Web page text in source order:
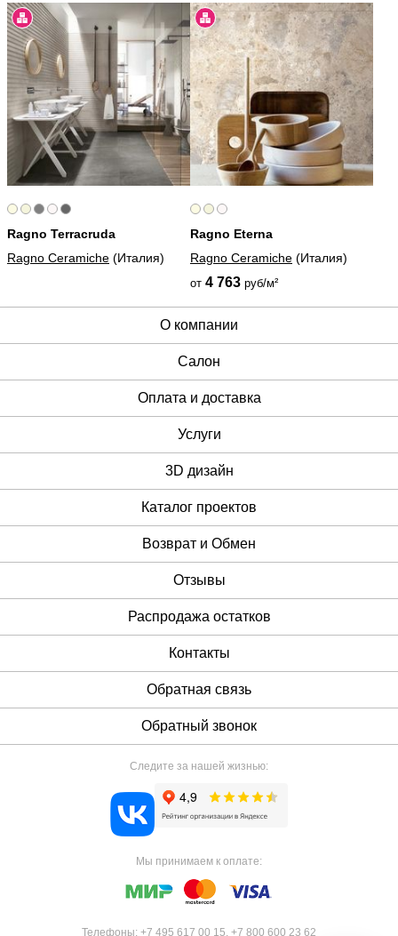
Ragno Terracruda
Ragno Ceramiche (Италия)
Ragno Eterna
Ragno Ceramiche (Италия)
от 4 763 руб/м²
О компании
Cалон
Оплата и доставка
Услуги
3D дизайн
Каталог проектов
Возврат и Обмен
Отзывы
Распродажа остатков
Контакты
Обратная связь
Обратный звонок
Телефоны: +7 495 617 00 15, +7 800 600 23 62
Следите за нашей жизнью:
Мы принимаем к оплате: